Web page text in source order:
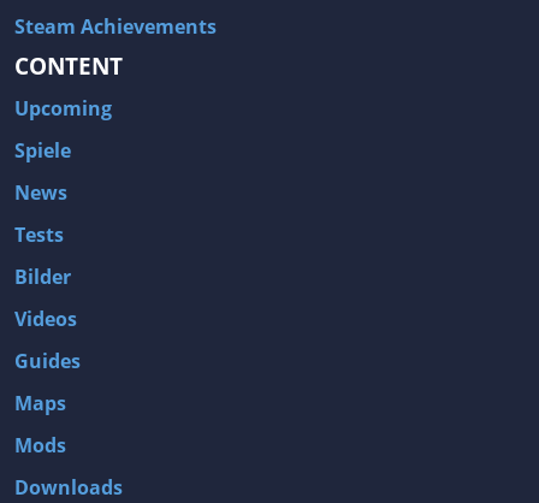
Steam Achievements
CONTENT
Upcoming
Spiele
News
Tests
Bilder
Videos
Guides
Maps
Mods
Downloads